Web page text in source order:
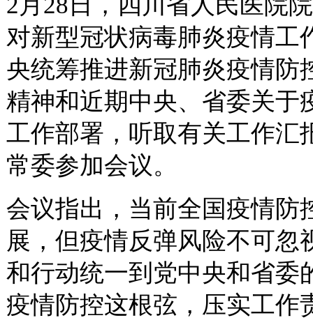
对新型冠状病毒肺炎疫情工
央统筹推进新冠肺炎疫情防
精神和近期中央、省委关于
工作部署，听取有关工作汇
常委参加会议。
会议指出，当前全国疫情防
展，但疫情反弹风险不可
和行动统一到党中央和省委
疫情防控这根弦，压实工作